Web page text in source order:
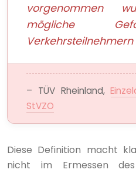
vorgenommen
mögliche
– TÜV Rheinland,
StVZO
Diese Definition macht
nicht im Ermessen